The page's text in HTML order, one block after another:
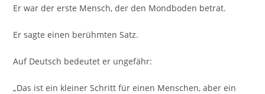
Er war der erste Mensch, der den Mondboden betrat.
Er sagte einen berühmten Satz.
Auf Deutsch bedeutet er ungefähr:
„Das ist ein kleiner Schritt für einen Menschen, aber ein